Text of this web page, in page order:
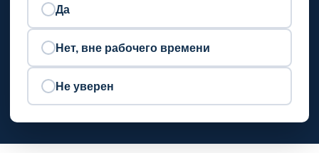
Да
Нет, вне рабочего времени
Не уверен